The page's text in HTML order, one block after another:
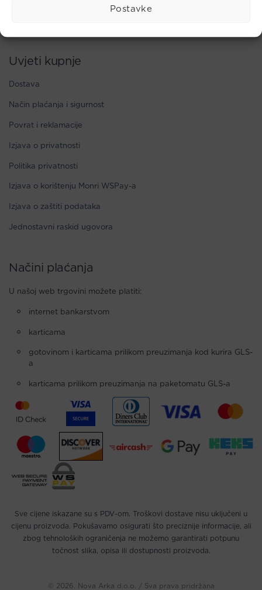
Postavke
Uvjeti kupnje
Dostava
Način plaćanja i sigurnost
Povrat i reklamacije
Izjava o privatnosti
Politika privatnosti
Izjava o korištenju Monri WSPay-a
Izjava o zaštiti podataka
Jednostavni raskid ugovora
Načini plaćanja
U našoj web trgovini možete platiti:
internet bankarstvom
karticama
gotovinom i karticama prilikom preuzimanja kod kurira GLS-
a
karticama prilikom preuzimanja na paketomatu GLS-a
Sve cijene iskazane su s PDV-om. Troškovi dostave nisu uključeni u
cijenu proizvoda. Pokušavamo osigurati što preciznije informacije, ali
zbog tehnoloških ograničenja ne možemo garantirati potpunu
točnost slika, opisa ili dostupnosti proizvoda.
© 2026. Nova Arka d.o.o. / Sva prava pridržana